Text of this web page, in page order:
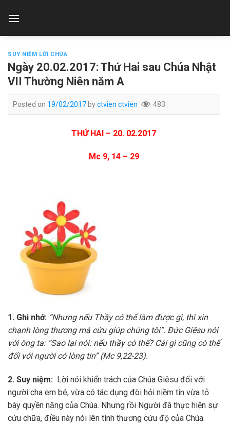
SUY NIỆM LỜI CHÚA
Ngày 20.02.2017: Thứ Hai sau Chúa Nhật
VII Thường Niên năm A
Posted on 19/02/2017byctvien ctvien 483
THỨ HAI – 20. 02.2017
Mc 9, 14 – 29
1. Ghi nhớ: “Nhưng nếu Thầy có thể làm được gì, thì xin
chạnh lòng thương mà cứu giúp chúng tôi”. Đức Giêsu nói
với ông ta: “Sao lại nói: nếu thầy có thể? Cái gì cũng có thể
đối với người có lòng tin” (Mc 9,22-23).
2. Suy niệm: Lời nói khiển trách của Chúa Giêsu đối với
người cha em bé, vừa có tác dụng đòi hỏi niềm tin vừa tỏ
bày quyền năng của Chúa. Nhưng rồi Người đã thực hiện sự
cứu chữa, điều này nói lên tình thương cứu độ của Chúa.